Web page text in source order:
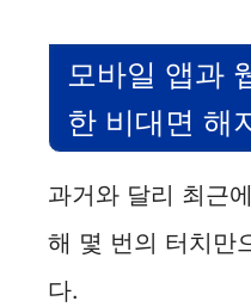
모바일 앱과
한 비대면 해
과거와 달리 최근
해 몇 번의 터치만
다.